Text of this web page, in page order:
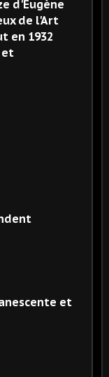
d'Eugène
de l'Art
en 1932
et
et